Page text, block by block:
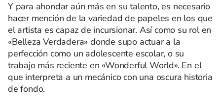
Y para ahondar aún más en su talento, es necesario
hacer mención de la variedad de papeles en los que
el artista es capaz de incursionar. Así como su rol en
«Belleza Verdadera» donde supo actuar a la
perfección como un adolescente escolar, o su
trabajo más reciente en «Wonderful World». En el
que interpreta a un mecánico con una oscura historia
de fondo.